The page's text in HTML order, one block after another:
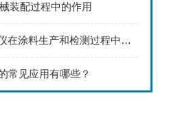
装配过程中的作用
NOVO-GLOSS光泽仪在涂料生产和检测过程中的应用
常见应用有哪些？